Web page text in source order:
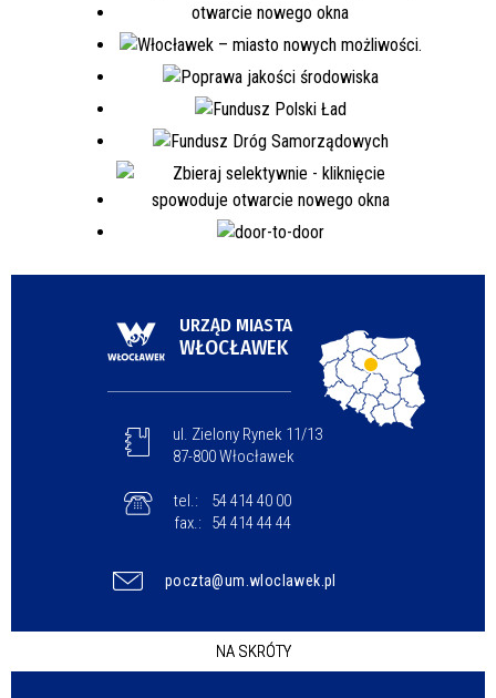
URZĄD MIASTA
WŁOCŁAWEK
ul. Zielony Rynek 11/13
87-800 Włocławek
tel.:
54 414 40 00
fax.:
54 414 44 44
poczta@um.wloclawek.pl
NA SKRÓTY